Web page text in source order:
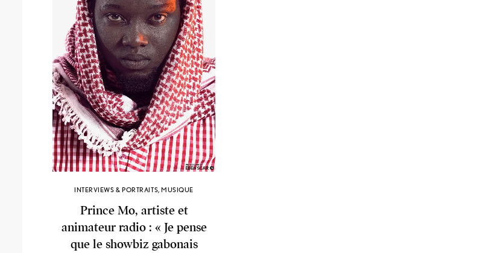
INTERVIEWS & PORTRAITS,MUSIQUE
Prince Mo, artiste et
animateur radio : « Je pense
que le showbiz gabonais